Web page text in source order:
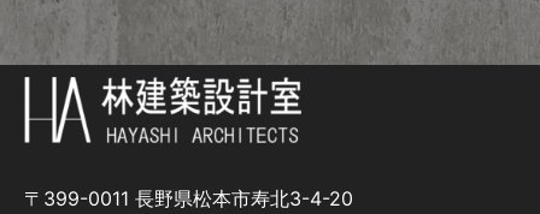
〒399-0011 長野県松本市寿北3-4-20